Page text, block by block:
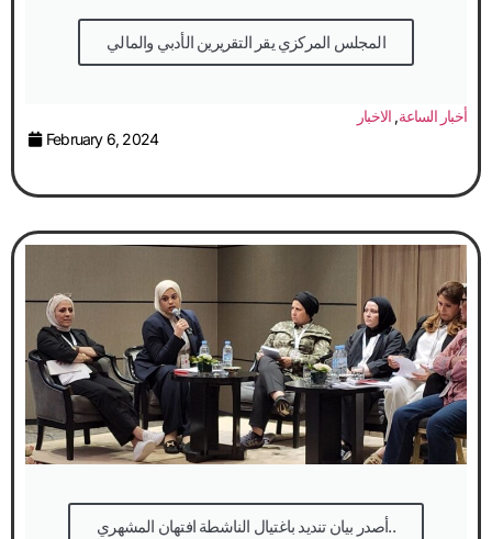
المجلس المركزي يقر التقريرين الأدبي والمالي
أخبار الساعة, الاخبار
February 6, 2024
أصدر بيان تنديد باغتيال الناشطة افتهان المشهري..